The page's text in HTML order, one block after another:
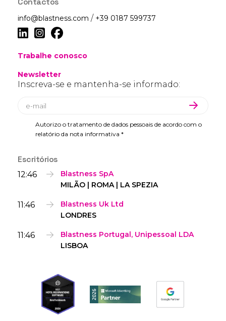
info@blastness.com / +39 0187 599737
Trabalhe conosco
Newsletter
Inscreva-se e mantenha-se informado:
Autorizo o tratamento de dados pessoais de acordo com o
relatório da nota informativa *
Escritórios
12:46
Blastness SpA
MILÃO | ROMA | LA SPEZIA
11:46
Blastness Uk Ltd
LONDRES
11:46
Blastness Portugal, Unipessoal LDA
LISBOA